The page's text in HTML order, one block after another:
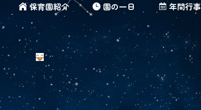
保育園紹介 園の一日 年間行事